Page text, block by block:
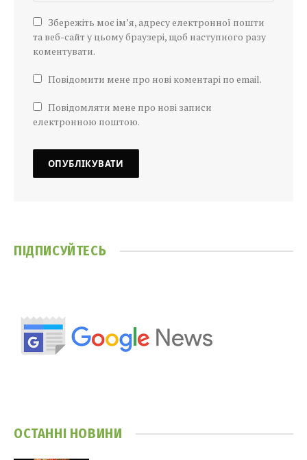
Збережіть моє ім’я, адресу електронної пошти
та веб-сайт у цьому браузері, щоб наступного разу
коментувати.
Повідомити мене про нові коментарі по email.
Повідомляти мене про нові записи
електронною поштою.
ПІДПИСУЙТЕСЬ
ОСТАННІ НОВИНИ